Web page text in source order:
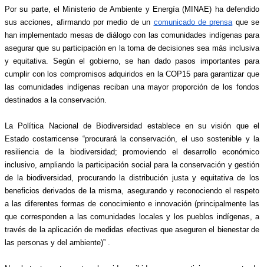
Por su parte, el Ministerio de Ambiente y Energía (MINAE) ha defendido
sus acciones, afirmando por medio de un comunicado de prensa que se
han implementado mesas de diálogo con las comunidades indígenas para
asegurar que su participación en la toma de decisiones sea más inclusiva
y equitativa. Según el gobierno, se han dado pasos importantes para
cumplir con los compromisos adquiridos en la COP15 para garantizar que
las comunidades indígenas reciban una mayor proporción de los fondos
destinados a la conservación.
La Política Nacional de Biodiversidad establece en su visión que el
Estado costarricense “procurará la conservación, el uso sostenible y la
resiliencia de la biodiversidad; promoviendo el desarrollo económico
inclusivo, ampliando la participación social para la conservación y gestión
de la biodiversidad, procurando la distribución justa y equitativa de los
beneficios derivados de la misma, asegurando y reconociendo el respeto
a las diferentes formas de conocimiento e innovación (principalmente las
que corresponden a las comunidades locales y los pueblos indígenas, a
través de la aplicación de medidas efectivas que aseguren el bienestar de
las personas y del ambiente)” .